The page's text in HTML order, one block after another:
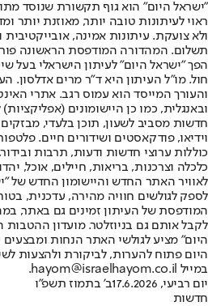
"ישראל היום" הוא גוף תקשורת שנוסד
ראוי לעיתונות טובה יותר, מאוזנת יותר
ולא צועקת. עיתונות אמינה, אובייקטיבית
הפך "ישראל היום" לעיתון הישראלי בעל
חול. מו"ל העיתון היא ד"ר מרים אדלסון.
והעורך המייסד הוא עמוס רגב. אתרי
חדשות מסביב לשעון, תוכן בלעדי, מבזקים
וידיאו, פודקאסטים ושידורים חיים.
כוללות ערוצי חדשות ודעות, תרבות
לאוויר האתר החדש והיישומון החדש של
לספק לגולשים חוויה מהירה, עדכנית,
המודפסת של העיתון זמינים גם באתר,
לקבל אותם גם בניוזלטר. מועדון ההטבות
היום" מציע לגולשי האתר הנחות ומבצעים
היום פתוח להערות, לביקורת ולהצעות
במייל hayom@israelhayom.co.il.
יום רביעי, 17.6.2026
ב' בתמוז תשפ"ו
חדשות